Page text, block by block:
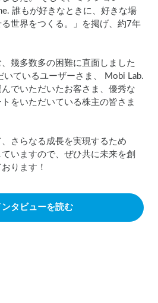
誰もが好きなときに、好きな場
世界をつくる。」を掲げ、約7年
幾多数多の困難に直面しました
いているユーザーさま、 Mobi Lab.
でいただいたお客さま、優秀な
をいただいている株主の皆さま
さらなる成長を実現するため
いますので、ぜひ共に未来を創
ります！
タビューを読む